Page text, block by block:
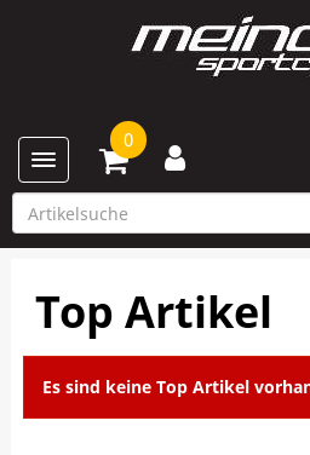
Toggle navigation
0
Top Artikel
Es sind keine Top Artikel